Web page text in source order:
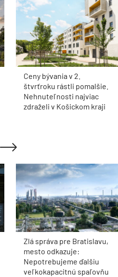
Ceny bývania v 2.
štvrťroku rástli pomalšie.
Nehnuteľnosti najviac
zdraželi v Košickom kraji
Zlá správa pre Bratislavu,
mesto odkazuje:
Nepotrebujeme ďalšiu
veľkokapacitnú spaľovňu